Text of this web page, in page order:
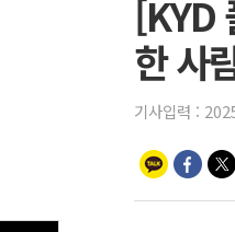
[KYD
한 사
기사입력 :